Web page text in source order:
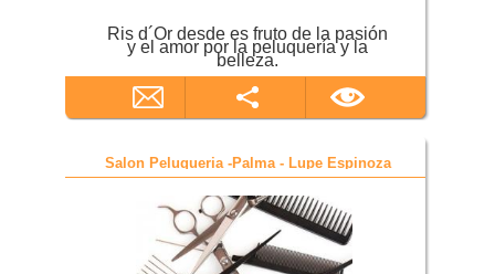
Ris d´Or desde es fruto de la pasión
y el amor por la peluquería y la
belleza.
Salon Peluqueria -Palma - Lupe Espinoza